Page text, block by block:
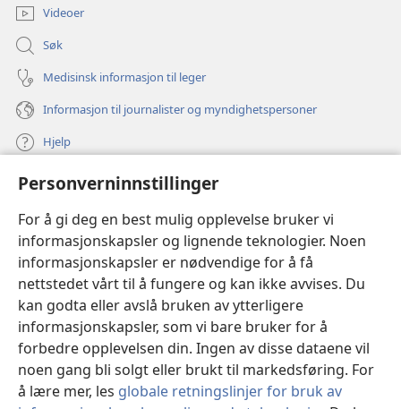
Personverninnstillinger
For å gi deg en best mulig opplevelse bruker vi
informasjonskapsler og lignende teknologier. Noen
informasjonskapsler er nødvendige for å få
nettstedet vårt til å fungere og kan ikke avvises. Du
kan godta eller avslå bruken av ytterligere
informasjonskapsler, som vi bare bruker for å
forbedre opplevelsen din. Ingen av disse dataene vil
noen gang bli solgt eller brukt til markedsføring. For
å lære mer, les globale retningslinjer for bruk av
Videoer
Søk
Medisinsk informasjon til leger
Informasjon til journalister og myndighetspersoner
Hjelp
Bidrag
(åpner
nytt
vindu)Watchtower ONLINE LIBRARY™
(åpner
nytt
vindu) JW Hub
(åpner
nytt
vindu)JW Library ®
Watchtower Library